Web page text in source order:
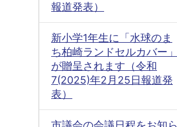
報道発表）
新小学1年生に「水球のま
ち柏崎ランドセルカバー」
が贈呈されます（令和
7(2025)年2月25日報道発
表）